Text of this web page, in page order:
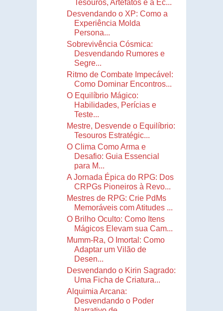
Tesouros, Artefatos e a Ec...
Desvendando o XP: Como a
Experiência Molda
Persona...
Sobrevivência Cósmica:
Desvendando Rumores e
Segre...
Ritmo de Combate Impecável:
Como Dominar Encontros...
O Equilíbrio Mágico:
Habilidades, Perícias e
Teste...
Mestre, Desvende o Equilíbrio:
Tesouros Estratégic...
O Clima Como Arma e
Desafio: Guia Essencial
para M...
A Jornada Épica do RPG: Dos
CRPGs Pioneiros à Revo...
Mestres de RPG: Crie PdMs
Memoráveis com Atitudes ...
O Brilho Oculto: Como Itens
Mágicos Elevam sua Cam...
Mumm-Ra, O Imortal: Como
Adaptar um Vilão de
Desen...
Desvendando o Kirin Sagrado:
Uma Ficha de Criatura...
Alquimia Arcana:
Desvendando o Poder